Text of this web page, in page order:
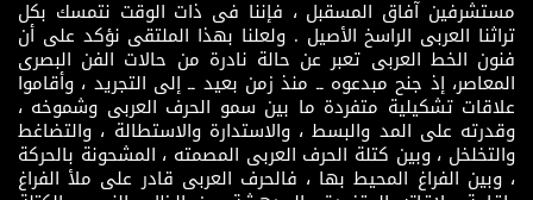
مستشرفين آفاق المسقبل ، فإننا فى ذات الوقت نتمسك بكل
تراثنا العربى الراسخ الأصيل . ولعلنا بهذا الملتقى نؤكد على أن
فنون الخط العربى تعبر عن حالة نادرة من حالات الفن البصرى
المعاصر، إذ جنح مبدعوه ــ منذ زمن بعيد ــ إلى التجريد ، وأقاموا
علاقات تشكيلية متفردة ما بين سمو الحرف العربى وشموخه ،
وقدرته على المد والبسط ، والاستدارة والاستطالة ، والتضاغط
والتخلخل ، وبين كتلة الحرف العربى المصمته ، المشحونة بالحركة
، وبين الفراغ المحيط بها ، فالحرف العربى قادر على ملأ الفراغ